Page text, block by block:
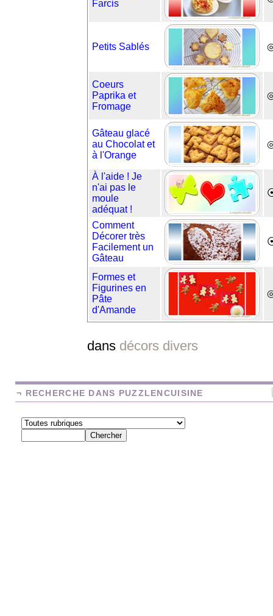
Farcis
Petits Sablés
Coeurs
Paprika et
Fromage
Gâteau glacé
au Chocolat et
à l'Orange
À l'aide ! Je
n'ai pas le
moule
adéquat !
Comment
Décorer très
Facilement un
Gâteau
Formes et
Figurines en
Pâte
d'Amande
dans décors divers
¬ RECHERCHE DANS PUZZLENCUISINE